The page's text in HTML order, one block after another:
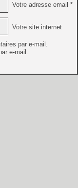
Votre adresse email *
Votre site internet
par e-mail.
e-mail.